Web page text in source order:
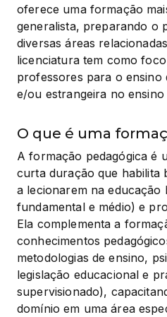
oferece uma formação
generalista, preparando o
diversas áreas
licenciatura tem como
professores para o ensino
e/ou estrangeira no
O que é uma
A formação pedagógica é
curta duração que habilita
a lecionarem na educação
fundamental e médio) e
Ela complementa a
conhecimentos
metodologias de ensino,
legislação educacional e
supervisionado),
domínio em uma área